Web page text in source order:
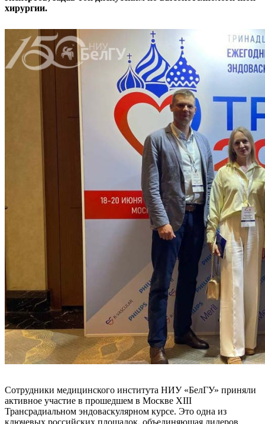
хирургии.
Сотрудники медицинского института НИУ «БелГУ» приняли
активное участие в прошедшем в Москве XIII
Трансрадиальном эндоваскулярном курсе. Это одна из
ключевых российских площадок, объединяющая лидеров